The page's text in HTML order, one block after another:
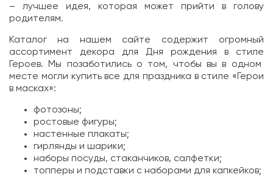
– лучшее идея, которая может прийти в голову
родителям.
Каталогна нашем сайте содержит огромный
ассортимент декора для Дня рождения в стиле
Героев. Мы позаботились о том, чтобы вы в одном
месте могли купить все для праздника в стиле «Герои
в масках»:
фотозоны;
ростовые фигуры;
настенные плакаты;
гирлянды и шарики;
наборы посуды, стаканчиков, салфетки;
топперы и подставки с наборами для капкейков;